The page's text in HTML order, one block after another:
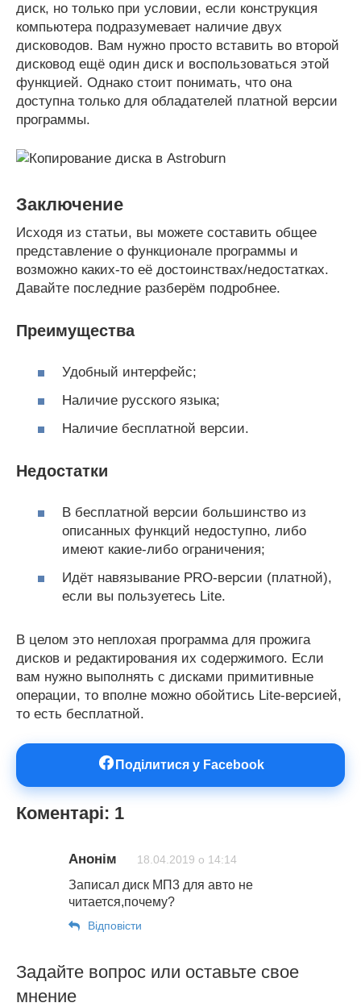
диск, но только при условии, если конструкция
компьютера подразумевает наличие двух
дисководов. Вам нужно просто вставить во второй
дисковод ещё один диск и воспользоваться этой
функцией. Однако стоит понимать, что она
доступна только для обладателей платной версии
программы.
Заключение
Исходя из статьи, вы можете составить общее
представление о функционале программы и
возможно каких-то её достоинствах/недостатках.
Давайте последние разберём подробнее.
Преимущества
Удобный интерфейс;
Наличие русского языка;
Наличие бесплатной версии.
Недостатки
В бесплатной версии большинство из
описанных функций недоступно, либо
имеют какие-либо ограничения;
Идёт навязывание PRO-версии (платной),
если вы пользуетесь Lite.
В целом это неплохая программа для прожига
дисков и редактирования их содержимого. Если
вам нужно выполнять с дисками примитивные
операции, то вполне можно обойтись Lite-версией,
то есть бесплатной.
Поділитися у Facebook
Коментарі: 1
Анонім 18.04.2019 о 14:14
Записал диск МП3 для авто не
читается,почему?
Відповіcти
Задайте вопрос или оставьте свое
мнение